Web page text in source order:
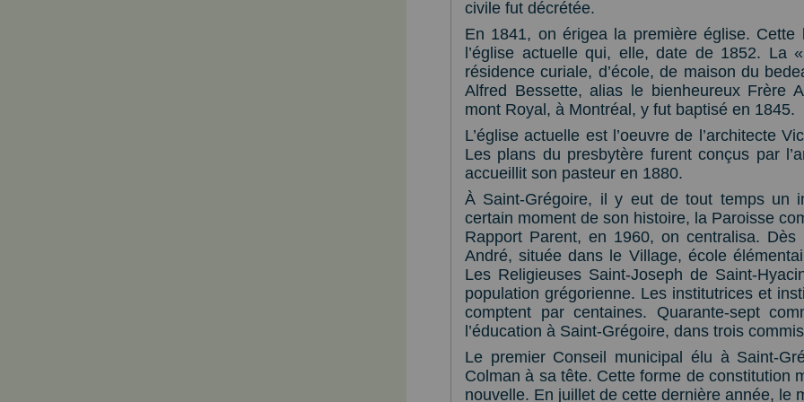
civile fut décrétée.
En 1841, on érigea la première église.
l’église actuelle qui, elle, date de 1852.
résidence curiale, d’école, de maison du
Alfred Bessette, alias le bienheureux Frère
mont Royal, à Montréal, y fut baptisé en 1845.
L’église actuelle est l’oeuvre de l’architecte
Les plans du presbytère furent conçus par
accueillit son pasteur en 1880.
À Saint-Grégoire, il y eut de tout temps un
certain moment de son histoire, la Paroisse
Rapport Parent, en 1960, on centralisa.
André, située dans le Village, école
Les Religieuses Saint-Joseph de Saint-
population grégorienne. Les institutrices et
comptent par centaines. Quarante-sept
l’éducation à Saint-Grégoire, dans trois
Le premier Conseil municipal élu à Saint-
Colman à sa tête. Cette forme de constitution
nouvelle. En juillet de cette dernière année, le